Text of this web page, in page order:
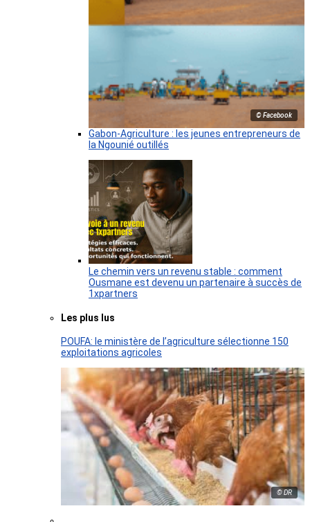
© Facebook
Gabon-Agriculture : les jeunes entrepreneurs de
la Ngounié outillés
Le chemin vers un revenu stable : comment
Ousmane est devenu un partenaire à succès de
1xpartners
Les plus lus
POUFA: le ministère de l’agriculture sélectionne 150
exploitations agricoles
© DR